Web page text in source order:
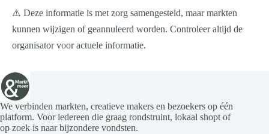
⚠️ Deze informatie is met zorg samengesteld, maar markten
kunnen wijzigen of geannuleerd worden. Controleer altijd de
organisator voor actuele informatie.
We verbinden markten, creatieve makers en bezoekers op één
platform. Voor iedereen die graag rondstruint, lokaal shopt of
op zoek is naar bijzondere vondsten.